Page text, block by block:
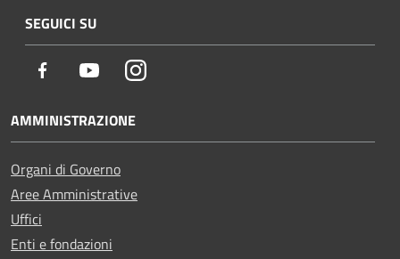
SEGUICI SU
Facebook YoutubeInstagram
AMMINISTRAZIONE
Organi di Governo
Aree Amministrative
Uffici
Enti e fondazioni